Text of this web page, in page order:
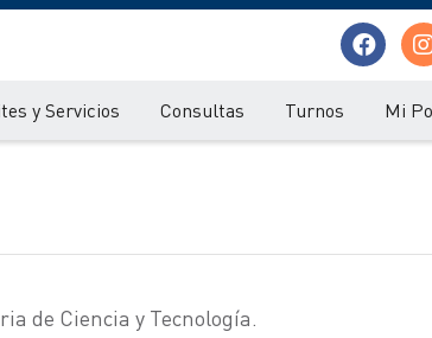
y Servicios Consultas Turnos Mi
de Ciencia y Tecnología.